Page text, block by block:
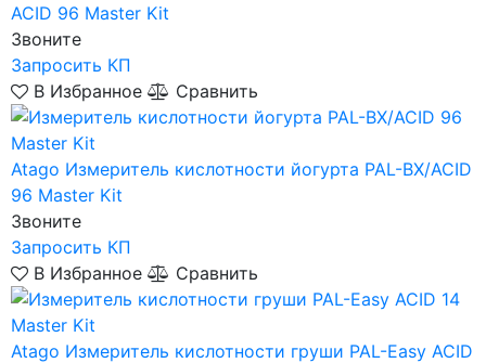
ACID 96 Master Kit
Звоните
Запросить КП
В Избранное
Сравнить
Atago Измеритель кислотности йогурта PAL-BX/ACID
96 Master Kit
Звоните
Запросить КП
В Избранное
Сравнить
Atago Измеритель кислотности груши PAL-Easy ACID